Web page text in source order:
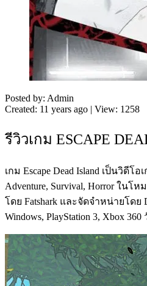
Posted by: Admin
Created: 11 years ago | View: 1258
รีวิวเกม ESCAPE
เกม Escape Dead Island เป็นวิดีโ
Adventure, Survival, Horror ในโ
โดย Fatshark และจัดจำหน่ายโดย
Windows, PlayStation 3, Xbox